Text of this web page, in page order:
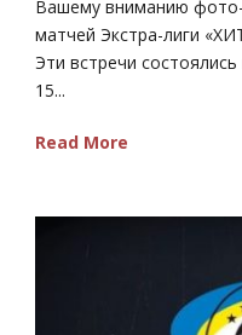
Вашему вниманию
матчей Экстра-лиги
Эти встречи
15...
Read More